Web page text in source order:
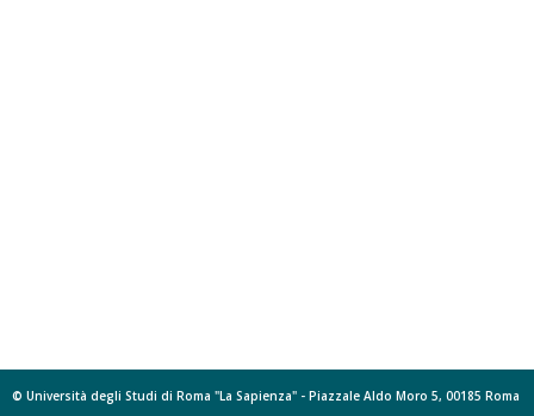
© Università degli Studi di Roma "La Sapienza" - Piazzale Aldo Moro 5, 00185 Roma